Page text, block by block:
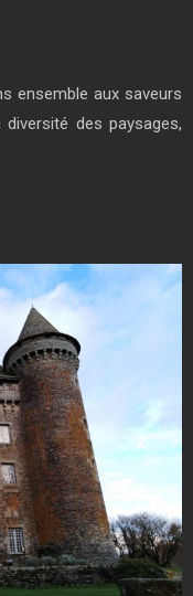
ensemble aux saveurs
des paysages,